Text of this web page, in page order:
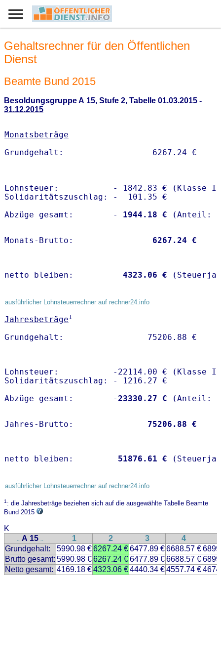
Gehaltsrechner für den Öffentlichen
Dienst
Beamte Bund 2015
Besoldungsgruppe A 15, Stufe 2, Tabelle 01.03.2015 -
31.12.2015
Monatsbeträge
Lohnsteuer:           - 1842.83 € (Klasse I)
Solidaritätszuschlag: -  101.35 €
Abzüge gesamt:        -
1944.18 €
Monats-Brutto: 6267.24 €
netto bleiben: 4323.06 €
ausführlicher Lohnsteuerrechner auf rechner24.info
Jahresbeträge1
Lohnsteuer:           -22114.00 € (Klasse I)
Solidaritätszuschlag: - 1216.27 €
Abzüge gesamt:        -23330.27 €
Jahres-Brutto: 75206.88 €
netto bleiben: 51876.61 €
ausführlicher Lohnsteuerrechner auf rechner24.info
1: die Jahresbeträge beziehen sich auf die ausgewählte Tabelle Beamte
Bund 2015
K
.. A 15 .. 1 2 3 4
Grundgehalt:
5990.98 €6267.24 €6477.89 €6688.57 €
Brutto gesamt: 5990.98 €6267.24 €6477.89 €6688.57 €
Netto gesamt: 4169.18 €4323.06 €4440.34 €4557.74 €